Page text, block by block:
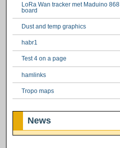
LoRa Wan tracker met Maduino 868
board
Dust and temp graphics
habr1
Test 4 on a page
hamlinks
Tropo maps
News